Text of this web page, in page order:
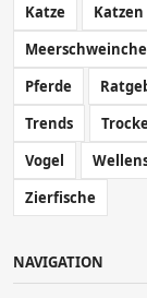
Katze
Katzen
Pferde
Trends
Vogel
Zierfische
NAVIGATION